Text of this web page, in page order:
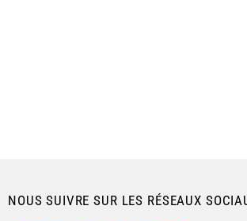
NOUS SUIVRE SUR LES RÉSEAUX